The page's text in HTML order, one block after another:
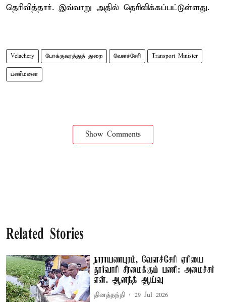
தெரிவித்தார். இவ்வாறு அதில் தெரிவிக்கப்பட்டுள்ளது.
Velachery போக்குவரத்துத் துறை வேளச்சேரி Transport Minister
பணிமனை
Show Comments
Related Stories
நாராயணபுரம், வேளச்சேரி ஏரியை
தூர்வாரி சீரமைக்கும் பணி: அமைச்சர்
என். ஆனந்த் ஆய்வு
தினத்தந்தி 29 Jul 2026